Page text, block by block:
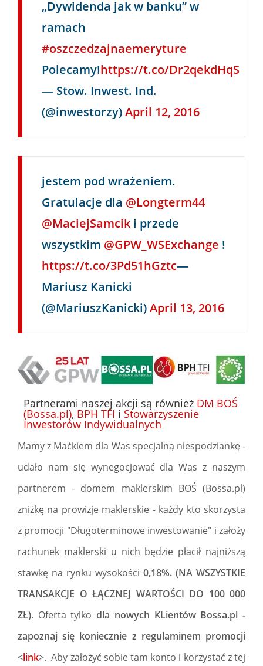
„Dywidenda jak w banku” w
ramach
#oszczedzajnaemeryture
Polecamy!https://t.co/Dr2qekdHqS
— Stow. Inwest. Ind.
(@inwestorzy)April 12, 2016
jestem pod wrażeniem.
Gratulacje dla @Longterm44
@MaciejSamcik i przede
wszystkim @GPW_WSExchange !
https://t.co/3Pd51hGztc—
Mariusz Kanicki
(@MariuszKanicki)April 13, 2016
Partnerami naszej akcji są również DM BOŚ
(Bossa.pl), BPH TFI i Stowarzyszenie
Inwestorów Indywidualnych
Mamy z Maćkiem dla Was specjalną niespodziankę -
udało nam się wynegocjować dla Was z naszym
partnerem - domem maklerskim BOŚ (Bossa.pl)
zniżkę na prowizje maklerskie - każdy kto skorzysta
z promocji "Długoterminowe inwestowanie" i założy
rachunek maklerski u nich będzie płacił najniższą
stawkę na rynku wysokości 0,18%. (NA WSZYSTKIE
TRANSAKCJE O ŁĄCZNEJ WARTOŚCI DO 100 000
ZŁ). Oferta tylkodla nowych KLientów Bossa.pl -
zapoznaj się koniecznie z regulaminem promocji
<link>. Aby założyć sobie tam konto i korzystać z tej